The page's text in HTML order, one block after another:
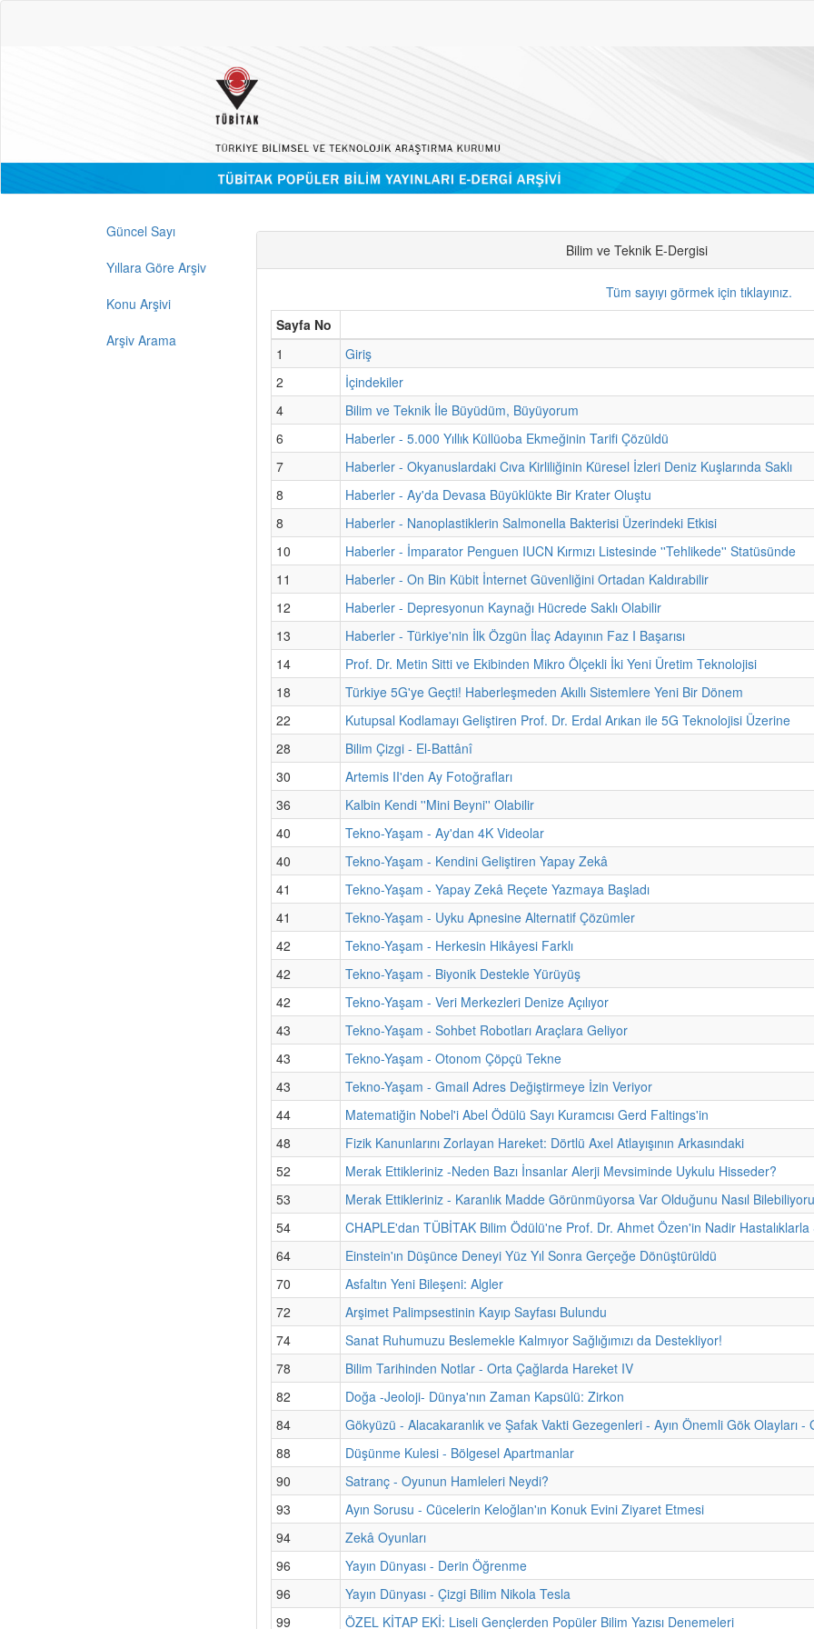
Güncel Sayı
Yıllara Göre Arşiv
Konu Arşivi
Arşiv Arama
Bilim ve Teknik E-Dergisi
Tüm sayıyı görmek için tıklayınız.
Sayfa No
1
Giriş
2
İçindekiler
4
Bilim ve Teknik İle Büyüdüm, Büyüyorum
6
Haberler - 5.000 Yıllık Küllüoba Ekmeğinin Tarifi Çözüldü
7
Haberler - Okyanuslardaki Cıva Kirliliğinin Küresel İzleri Deniz Kuşlarında Saklı
8
Haberler - Ay'da Devasa Büyüklükte Bir Krater Oluştu
8
Haberler - Nanoplastiklerin Salmonella Bakterisi Üzerindeki Etkisi
10
Haberler - İmparator Penguen IUCN Kırmızı Listesinde ''Tehlikede'' Statüsünde
11
Haberler - On Bin Kübit İnternet Güvenliğini Ortadan Kaldırabilir
12
Haberler - Depresyonun Kaynağı Hücrede Saklı Olabilir
13
Haberler - Türkiye'nin İlk Özgün İlaç Adayının Faz I Başarısı
14
Prof. Dr. Metin Sitti ve Ekibinden Mikro Ölçekli İki Yeni Üretim Teknolojisi
18
Türkiye 5G'ye Geçti! Haberleşmeden Akıllı Sistemlere Yeni Bir Dönem
22
Kutupsal Kodlamayı Geliştiren Prof. Dr. Erdal Arıkan ile 5G Teknolojisi Üzerine
28
Bilim Çizgi - El-Battânî
30
Artemis II'den Ay Fotoğrafları
36
Kalbin Kendi ''Mini Beyni'' Olabilir
40
Tekno-Yaşam - Ay'dan 4K Videolar
40
Tekno-Yaşam - Kendini Geliştiren Yapay Zekâ
41
Tekno-Yaşam - Yapay Zekâ Reçete Yazmaya Başladı
41
Tekno-Yaşam - Uyku Apnesine Alternatif Çözümler
42
Tekno-Yaşam - Herkesin Hikâyesi Farklı
42
Tekno-Yaşam - Biyonik Destekle Yürüyüş
42
Tekno-Yaşam - Veri Merkezleri Denize Açılıyor
43
Tekno-Yaşam - Sohbet Robotları Araçlara Geliyor
43
Tekno-Yaşam - Otonom Çöpçü Tekne
43
Tekno-Yaşam - Gmail Adres Değiştirmeye İzin Veriyor
44
Matematiğin Nobel'i Abel Ödülü Sayı Kuramcısı Gerd Faltings'in
48
Fizik Kanunlarını Zorlayan Hareket: Dörtlü Axel Atlayışının Arkasındaki
52
Merak Ettikleriniz -Neden Bazı İnsanlar Alerji Mevsiminde Uykulu Hisseder?
53
Merak Ettikleriniz - Karanlık Madde Görünmüyorsa Var Olduğunu Nasıl
54
CHAPLE'dan TÜBİTAK Bilim Ödülü'ne Prof. Dr. Ahmet Özen'in Nadir
64
Einstein'ın Düşünce Deneyi Yüz Yıl Sonra Gerçeğe Dönüştürüldü
70
Asfaltın Yeni Bileşeni: Algler
72
Arşimet Palimpsestinin Kayıp Sayfası Bulundu
74
Sanat Ruhumuzu Beslemekle Kalmıyor Sağlığımızı da Destekliyor!
78
Bilim Tarihinden Notlar - Orta Çağlarda Hareket IV
82
Doğa -Jeoloji- Dünya'nın Zaman Kapsülü: Zirkon
84
Gökyüzü - Alacakaranlık ve Şafak Vakti Gezegenleri - Ayın Önemli Gök Olayları -
88
Düşünme Kulesi - Bölgesel Apartmanlar
90
Satranç - Oyunun Hamleleri Neydi?
93
Ayın Sorusu - Cücelerin Keloğlan'ın Konuk Evini Ziyaret Etmesi
94
Zekâ Oyunları
96
Yayın Dünyası - Derin Öğrenme
96
Yayın Dünyası - Çizgi Bilim Nikola Tesla
99
ÖZEL KİTAP EKİ: Liseli Gençlerden Popüler Bilim Yazısı Denemeleri